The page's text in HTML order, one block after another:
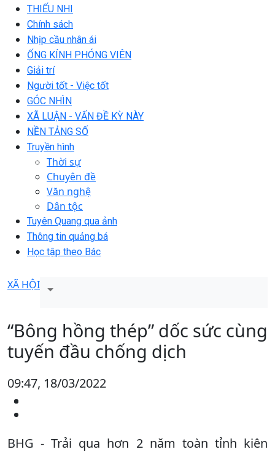
THIẾU NHI
Chính sách
Nhịp cầu nhân ái
ỐNG KÍNH PHÓNG VIÊN
Giải trí
Người tốt - Việc tốt
GÓC NHÌN
XÃ LUẬN - VẤN ĐỀ KỲ NÀY
NỀN TẢNG SỐ
Truyền hình
Thời sự
Chuyên đề
Văn nghệ
Dân tộc
Tuyên Quang qua ảnh
Thông tin quảng bá
Học tập theo Bác
XÃ HỘI
“Bông hồng thép” dốc sức cùng
tuyến đầu chống dịch
09:47, 18/03/2022
BHG - Trải qua hơn 2 năm toàn tỉnh kiên